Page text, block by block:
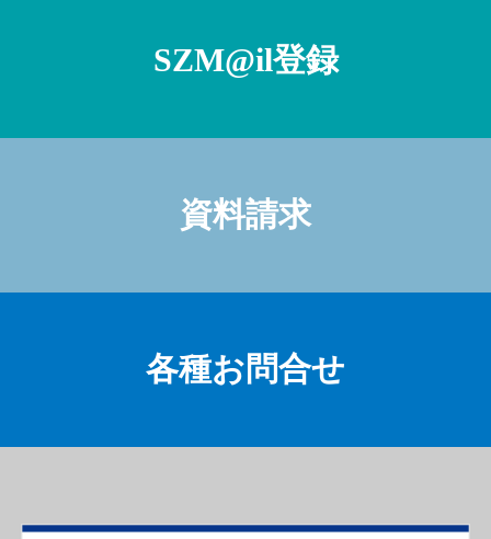
SZM@il登録
資料請求
各種お問合せ